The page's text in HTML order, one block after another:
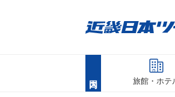
旅館・ホテ